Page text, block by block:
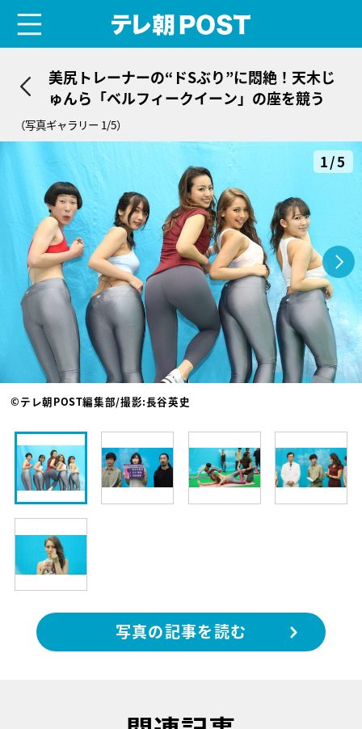
美尻トレーナーの“ドSぶり”に悶絶！天木じ
ゅんら「ベルフィークイーン」の座を競う
（写真ギャラリー 1/5）
1/5
©テレ朝POST編集部/撮影:長谷英史
写真の記事を読む